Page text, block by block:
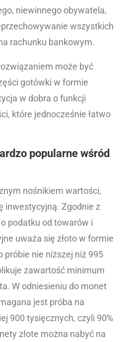
niewinnego obywatela,
wszystkich
rachunku bankowym.
może być
gotówki w formie
w dobra o funkcji
które jednocześnie łatwo
popularne wśród
nośnikiem wartości,
inwestycyjną. Zgodnie z
podatku od towarów i
uważa się złoto w formie
próbie nie niższej niż 995
zawartość minimum
W odniesieniu do monet
jest próba na
900 tysięcznych, czyli 90%
złote można nabyć na